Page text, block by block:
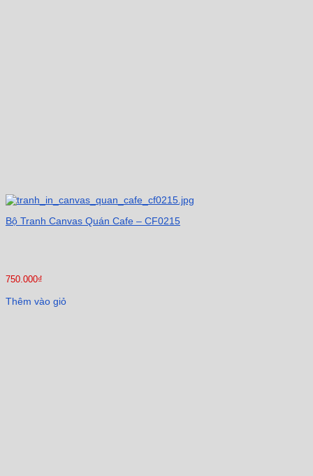
Bộ Tranh Canvas Quán Cafe – CF0215
750.000₫
Thêm vào giỏ